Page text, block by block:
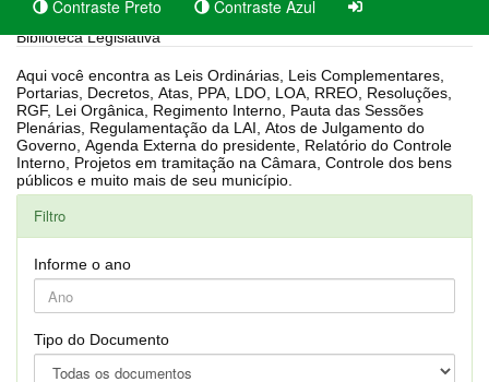
Contraste Preto Contraste Azul
Biblioteca Legislativa
Aqui você encontra as Leis Ordinárias, Leis Complementares,
Portarias, Decretos, Atas, PPA, LDO, LOA, RREO, Resoluções,
RGF, Lei Orgânica, Regimento Interno, Pauta das Sessões
Plenárias, Regulamentação da LAI, Atos de Julgamento do
Governo, Agenda Externa do presidente, Relatório do Controle
Interno, Projetos em tramitação na Câmara, Controle dos bens
públicos e muito mais de seu município.
Filtro
Informe o ano
Tipo do Documento